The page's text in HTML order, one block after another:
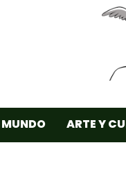
MUNDO ARTE Y